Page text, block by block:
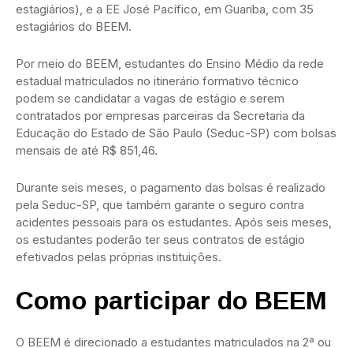
estagiários), e a EE José Pacífico, em Guariba, com 35
estagiários do BEEM.
Por meio do BEEM, estudantes do Ensino Médio da rede
estadual matriculados no itinerário formativo técnico
podem se candidatar a vagas de estágio e serem
contratados por empresas parceiras da Secretaria da
Educação do Estado de São Paulo (Seduc-SP) com bolsas
mensais de até R$ 851,46.
Durante seis meses, o pagamento das bolsas é realizado
pela Seduc-SP, que também garante o seguro contra
acidentes pessoais para os estudantes. Após seis meses,
os estudantes poderão ter seus contratos de estágio
efetivados pelas próprias instituições.
Como participar do BEEM
O BEEM é direcionado a estudantes matriculados na 2ª ou